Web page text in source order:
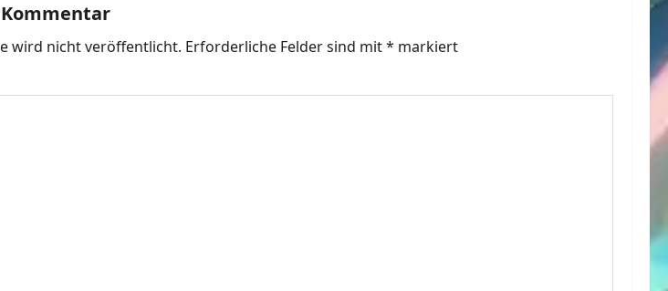
wird nicht veröffentlicht. Erforderliche Felder sind mit* markiert